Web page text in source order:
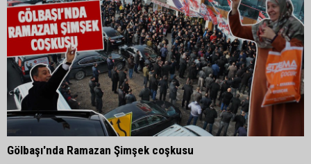
Gölbaşı'nda Ramazan Şimşek coşkusu